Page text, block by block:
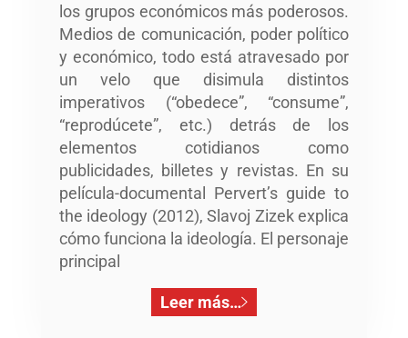
los grupos económicos más poderosos.
Medios de comunicación, poder político
y económico, todo está atravesado por
un velo que disimula distintos
imperativos (“obedece”, “consume”,
“reprodúcete”, etc.) detrás de los
elementos cotidianos como
publicidades, billetes y revistas. En su
película-documental Pervert’s guide to
the ideology (2012), Slavoj Zizek explica
cómo funciona la ideología. El personaje
principal
Leer más…